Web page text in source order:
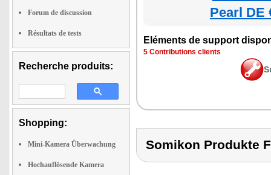
Forum de discussion
Résultats de tests
Recherche produits:
Shopping:
Mini-Kamera Überwachung
Hochauflösende Kamera
Pearl DE
Eléments de support
5 Contributions clients
Somikon Produkte